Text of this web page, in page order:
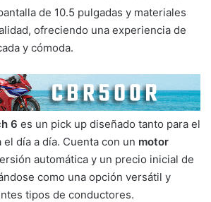
de 10.5 pulgadas y materiales
ofreciendo una experiencia de
y cómoda.
6 es un pick up diseñado tanto para el
día a día. Cuenta con un motor
automática y un precio inicial de
como una opción versátil y
tipos de conductores.